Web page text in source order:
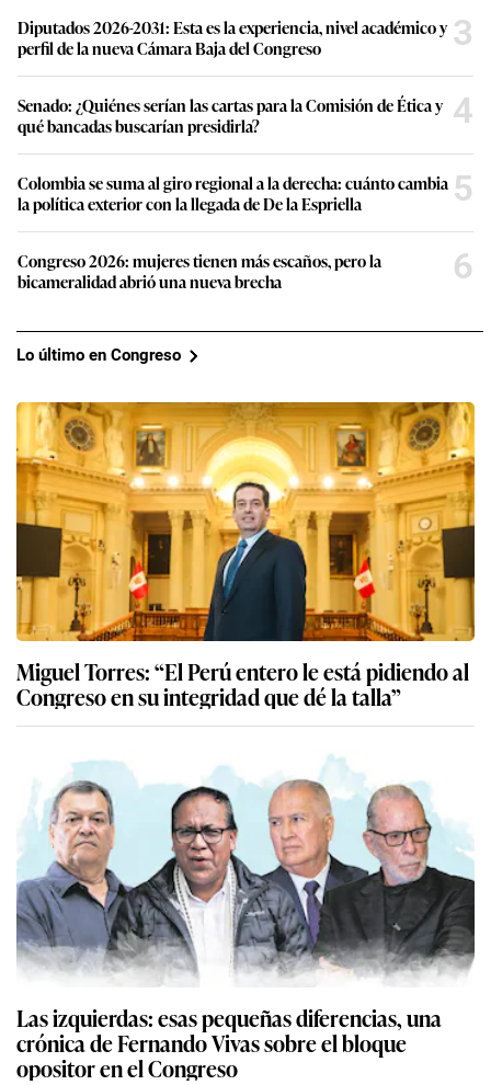
Diputados 2026-2031: Esta es la experiencia, nivel académico y
perfil de la nueva Cámara Baja del Congreso
3
Senado: ¿Quiénes serían las cartas para la Comisión de Ética y
qué bancadas buscarían presidirla?
4
Colombia se suma al giro regional a la derecha: cuánto cambia
la política exterior con la llegada de De la Espriella
5
Congreso 2026: mujeres tienen más escaños, pero la
bicameralidad abrió una nueva brecha
6
Lo último en Congreso
Miguel Torres: “El Perú entero le está pidiendo al
Congreso en su integridad que dé la talla”
Las izquierdas: esas pequeñas diferencias, una
crónica de Fernando Vivas sobre el bloque
opositor en el Congreso